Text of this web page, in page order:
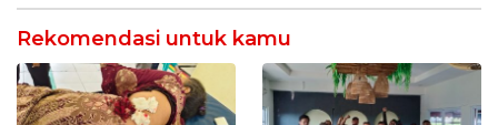
Rekomendasi untuk kamu